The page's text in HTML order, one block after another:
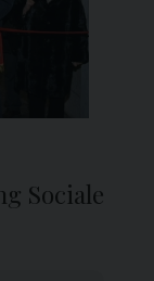
Sociale